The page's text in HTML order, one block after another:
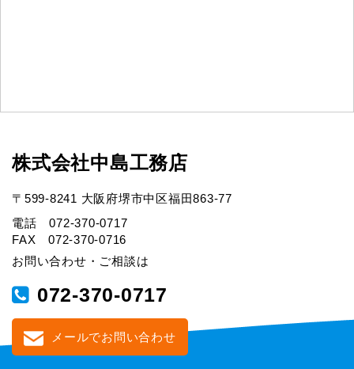
株式会社中島工務店
〒599-8241 大阪府堺市中区福田863-77
電話 072-370-0717
FAX 072-370-0716
お問い合わせ・ご相談は
072-370-0717
メールでお問い合わせ